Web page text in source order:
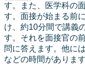
す。また、医学科の
す。面接が始まる前
け、約10分間で講義
す。それを面接官の
問に答えます。他に
などの時間があります